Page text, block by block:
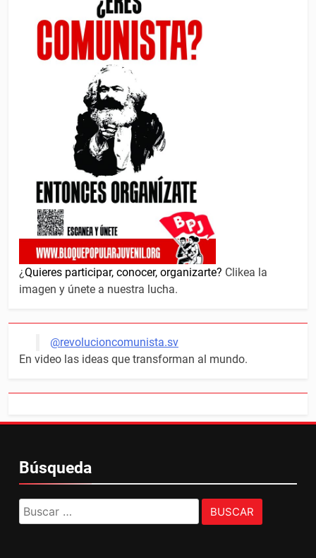
¿Quieres participar, conocer, organizarte? Clikea la
imagen y únete a nuestra lucha.
@revolucioncomunista.sv
En video las ideas que transforman al mundo.
Búsqueda
Buscar: